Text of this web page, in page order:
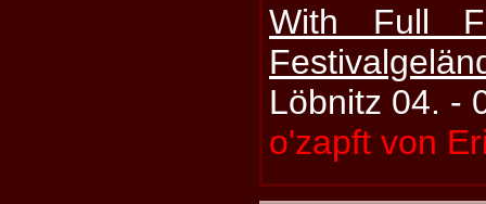
With Full
Löbnitz 04. -
o'zapft von